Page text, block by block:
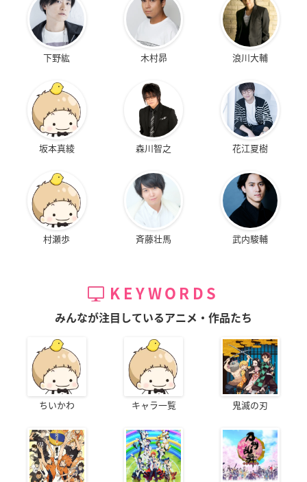
下野紘 木村昴 浪川大輔
坂本真綾 森川智之 花江夏樹
村瀬歩 斉藤壮馬 武内駿輔
KEYWORDS
みんなが注目しているアニメ・作品たち
ちいかわ キャラ一覧 鬼滅の刃